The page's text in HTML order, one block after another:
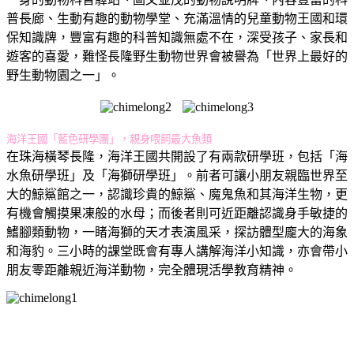
普長廊、生動有趣的動物學堂、充滿溫情的兒童動物王國和環
保知識牌，豐富有趣的科普知識無處不在，深受孩子、家長和
遊客的喜愛，難怪長隆野生動物世界會被譽為「世界上最好的
野生動物園之一」。
海洋王國「藍色研學團」，親身喂飼最大魚類
在珠海橫琴長隆，海洋王國共開設了有兩款研學班，包括「海
水魚研學班」及「海獅研學班」。前者可讓小朋友親臨世界至
大的鯨鯊館之一，認識珍貴的鯨鯊、魔鬼魚和其海洋生物，更
有機會觸摸果凍般的水母；而後者則可近距離認識身手敏捷的
鰭腳類動物，一睹海獅的天才表演風采，探訪體型龐大的海象
和海豹。三小時的課堂既會有專人講解海洋小知識，亦會帶小
朋友零距離親近海洋動物，完全體現活學教育精神。